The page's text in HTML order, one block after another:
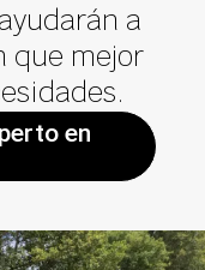
a
que mejor
en